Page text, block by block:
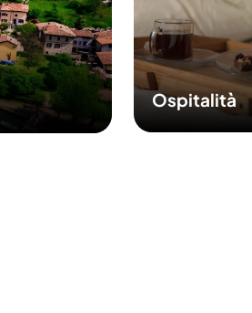
Ospitalità